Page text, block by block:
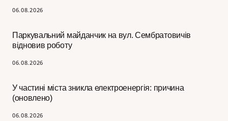
06.08.2026
Паркувальний майданчик на вул. Сембратовичів
відновив роботу
06.08.2026
У частині міста зникла електроенергія: причина
(оновлено)
06.08.2026